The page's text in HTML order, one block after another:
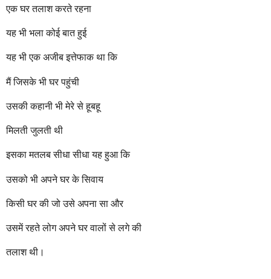
a
s
a
o
एक घर तलाश करते रहना
यह भी भला कोई बात हुई
यह भी एक अजीब इत्तेफाक था कि
मैं जिसके भी घर पहुंची
उसकी कहानी भी मेरे से हूबहू
मिलती जुलती थी
इसका मतलब सीधा सीधा यह हुआ कि
उसको भी अपने घर के सिवाय
किसी घर की जो उसे अपना सा और
उसमें रहते लोग अपने घर वालों से लगे की
तलाश थी।